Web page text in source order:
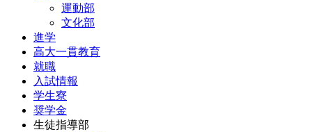
運動部
文化部
進学
高大一貫教育
就職
入試情報
学生寮
奨学金
生徒指導部